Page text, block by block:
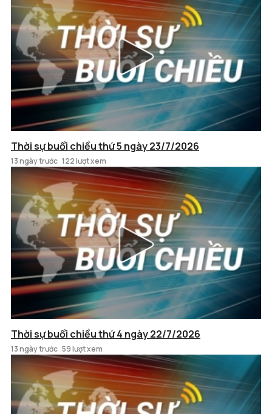
Thời sự buổi chiều thứ 5 ngày 23/7/2026
13 ngày trước 122 lượt xem
Thời sự buổi chiều thứ 4 ngày 22/7/2026
13 ngày trước 59 lượt xem